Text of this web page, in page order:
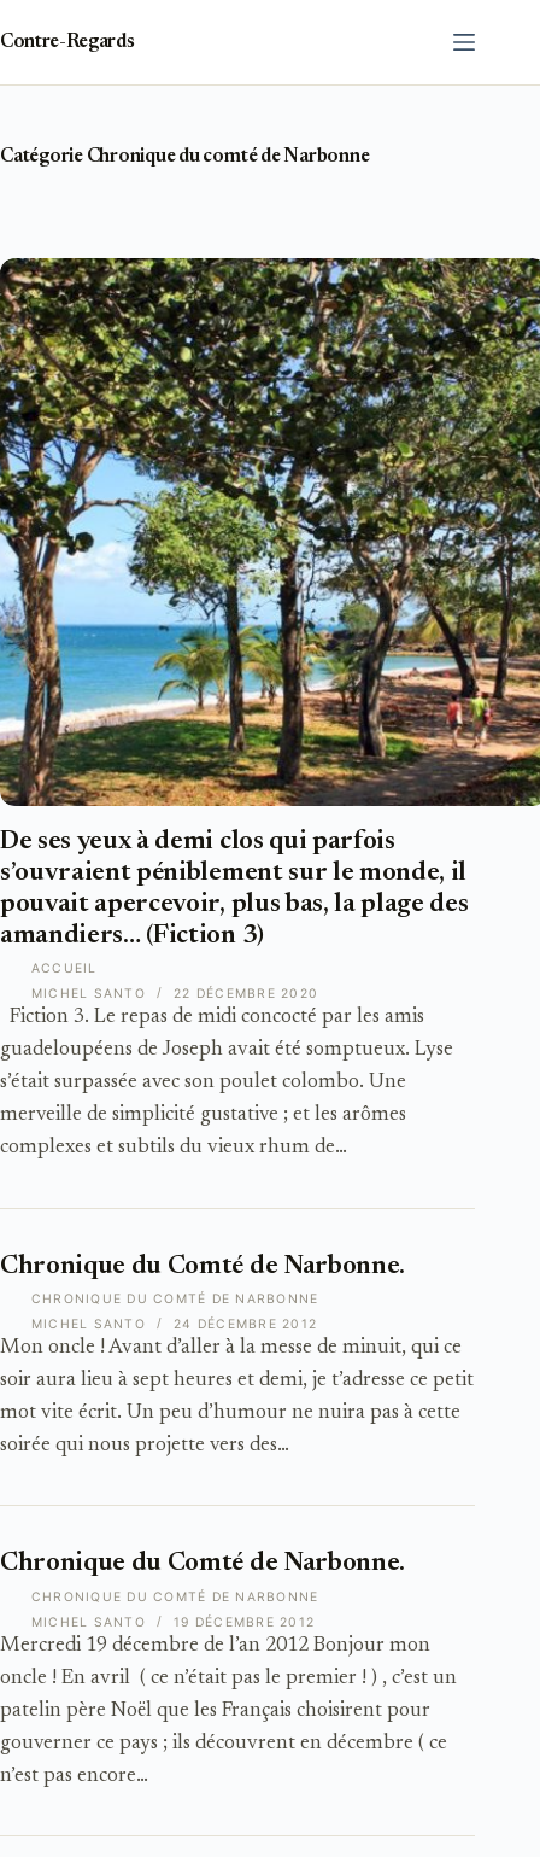
contenu
Contre-Regards
CatégorieChronique du comté de Narbonne
ACCUEIL
De ses yeux à demi clos qui parfois
s’ouvraient péniblement sur le monde, il
pouvait apercevoir, plus bas, la plage des
amandiers… (Fiction 3)
Fiction 3. Le repas de midi concocté par les amis
guadeloupéens de Joseph avait été somptueux. Lyse
s’était surpassée avec son poulet colombo. Une
merveille de simplicité gustative ; et les arômes
complexes et subtils du vieux rhum de…
MICHEL SANTO 22 DÉCEMBRE 2020
CHRONIQUE DU COMTÉ DE NARBONNE
Chronique du Comté de Narbonne.
Mon oncle ! Avant d’aller à la messe de minuit, qui ce
soir aura lieu à sept heures et demi, je t’adresse ce petit
mot vite écrit. Un peu d’humour ne nuira pas à cette
soirée qui nous projette vers des…
MICHEL SANTO 24 DÉCEMBRE 2012
CHRONIQUE DU COMTÉ DE NARBONNE
Chronique du Comté de Narbonne.
Mercredi 19 décembre de l’an 2012 Bonjour mon
oncle ! En avril ( ce n’était pas le premier ! ) , c’est un
patelin père Noël que les Français choisirent pour
gouverner ce pays ; ils découvrent en décembre ( ce
n’est pas encore…
MICHEL SANTO 19 DÉCEMBRE 2012